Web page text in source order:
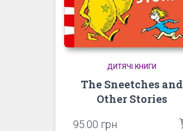
ДИТЯЧІ КНИГИ
The Sneetches and
Other Stories
95.00 грн